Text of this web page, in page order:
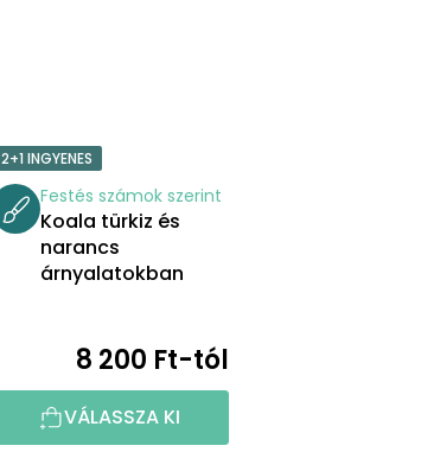
2+1 INGYENES
Festés számok szerint
Koala türkiz és
narancs
árnyalatokban
8 200 Ft-tól
VÁLASSZA KI